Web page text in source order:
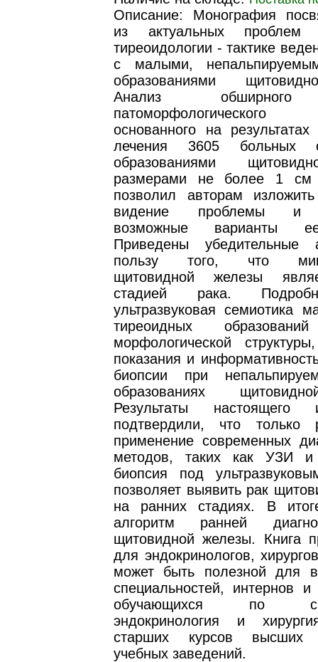
Описание: Монография
из актуальных проблем
тиреоидологии - тактике
с малыми,
образованиями
Анализ обширного
патоморфологического
основанного на результатах
лечения 3605 больных
образованиями
размерами не более 1 см
позволил авторам
видение проблемы и
возможные варианты
Приведены убедительные
пользу того, что
щитовидной железы
стадией рака.
ультразвуковая семиотика
тиреоидных
морфологической
показания и
биопсии при
образованиях
Результаты настоящего
подтвердили, что только
применение современных
методов, таких как УЗИ и
биопсия под
позволяет выявить рак
на ранних стадиях. В
алгоритм ранней
щитовидной железы. Книга
для эндокринологов,
может быть полезной для
специальностей, интернов и
обучающихся по
эндокринология и
старших курсов высших
учебных заведений.